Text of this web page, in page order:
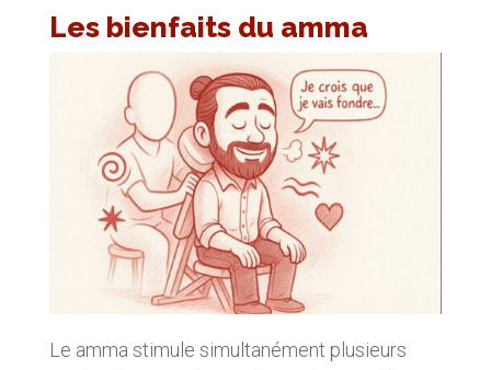
Les bienfaits du amma
Le amma stimule simultanément plusieurs